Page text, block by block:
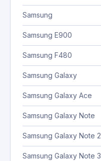
Samsung
Samsung E900
Samsung F480
Samsung Galaxy
Samsung Galaxy Ace
Samsung Galaxy Note
Samsung Galaxy Note 2
Samsung Galaxy Note 3